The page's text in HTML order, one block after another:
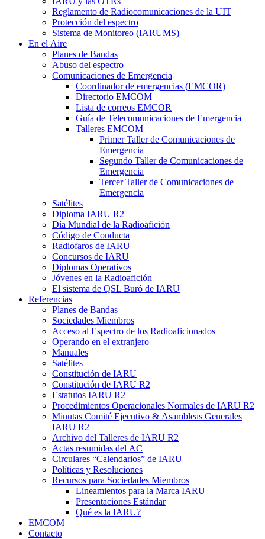
Reglamento de Radiocomunicaciones de la UIT
Protección del espectro
Sistema de Monitoreo (IARUMS)
En el Aire
Planes de Bandas
Abuso del espectro
Comunicaciones de Emergencia
Coordinador de emergencias (EMCOR)
Directorio EMCOM
Lista de correos EMCOR
Guía de Telecomunicaciones de Emergencia
Talleres EMCOM
Primer Taller de Comunicaciones de
Emergencia
Segundo Taller de Comunicaciones de
Emergencia
Tercer Taller de Comunicaciones de
Emergencia
Satélites
Diploma IARU R2
Día Mundial de la Radioafición
Código de Conducta
Radiofaros de IARU
Concursos de IARU
Diplomas Operativos
Jóvenes en la Radioafición
El sistema de QSL Buró de IARU
Referencias
Planes de Bandas
Sociedades Miembros
Acceso al Espectro de los Radioaficionados
Operando en el extranjero
Manuales
Satélites
Constitución de IARU
Constitución de IARU R2
Estatutos IARU R2
Procedimientos Operacionales Normales de IARU R2
Minutas Comité Ejecutivo & Asambleas Generales
IARU R2
Archivo del Talleres de IARU R2
Actas resumidas del AC
Circulares “Calendarios” de IARU
Políticas y Resoluciones
Recursos para Sociedades Miembros
Lineamientos para la Marca IARU
Presentaciones Estándar
Qué es la IARU?
EMCOM
Contacto